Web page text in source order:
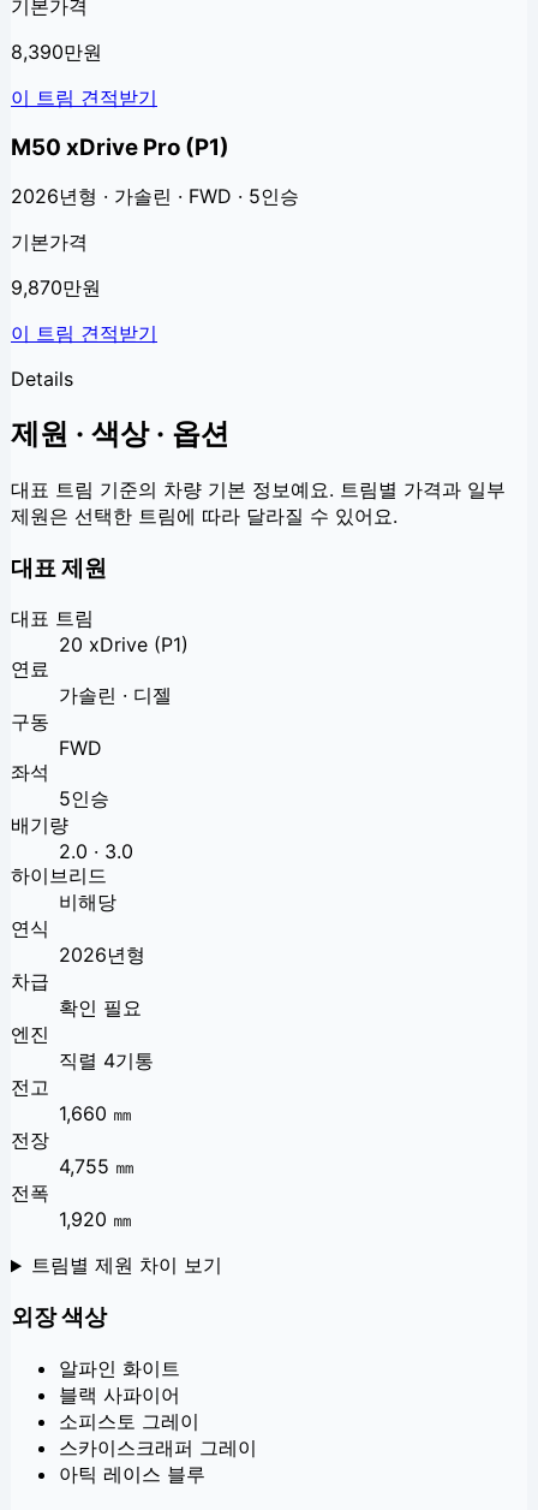
기본가격
8,390만원
이 트림 견적받기
M50 xDrive Pro (P1)
2026년형 · 가솔린 · FWD · 5인승
기본가격
9,870만원
이 트림 견적받기
Details
제원 · 색상 · 옵션
대표 트림 기준의 차량 기본 정보예요. 트림별 가격과 일부
제원은 선택한 트림에 따라 달라질 수 있어요.
대표 제원
대표 트림
20 xDrive (P1)
연료
가솔린 · 디젤
구동
FWD
좌석
5인승
배기량
2.0 · 3.0
하이브리드
비해당
연식
2026년형
차급
확인 필요
엔진
직렬 4기통
전고
1,660 ㎜
전장
4,755 ㎜
전폭
1,920 ㎜
트림별 제원 차이 보기
외장 색상
알파인 화이트
블랙 사파이어
소피스토 그레이
스카이스크래퍼 그레이
아틱 레이스 블루